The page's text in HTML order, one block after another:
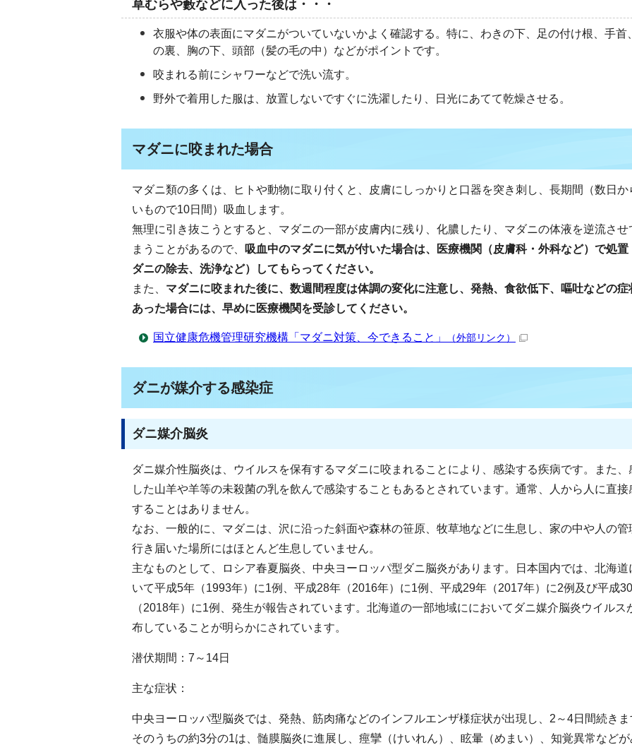
草むらや藪などに入った後は・・・
衣服や体の表面にマダニがついていないかよく確認する。特に、わきの下、足の付け根、手首
の裏、胸の下、頭部（髪の毛の中）などがポイントです。
咬まれる前にシャワーなどで洗い流す。
野外で着用した服は、放置しないですぐに洗濯したり、日光にあてて乾燥させる。
マダニに咬まれた場合
マダニ類の多くは、ヒトや動物に取り付くと、皮膚にしっかりと口器を突き刺し、長期間（数日か
いもので10日間）吸血します。
無理に引き抜こうとすると、マダニの一部が皮膚内に残り、化膿したり、マダニの体液を逆流させ
まうことがあるので、
吸血中のマダニに気が付いた場合は、医療機関（皮膚科・外科など）で処置
ダニの除去、洗浄など）してもらってください。
また、 マダニに咬まれた後に、数週間程度は体調の変化に注意し、発熱、食欲低下、嘔吐などの症
あった場合には、早めに医療機関を受診してください。
国立健康危機管理研究機構「マダニ対策、今できること」 （外部リンク）
ダニが媒介する感染症
ダニ媒介脳炎
ダニ媒介性脳炎は、ウイルスを保有するマダニに咬まれることにより、感染する疾病です。また、
した山羊や羊等の未殺菌の乳を飲んで感染することもあるとされています。通常、人から人に直接
することはありません。
なお、一般的に、マダニは、沢に沿った斜面や森林の笹原、牧草地などに生息し、家の中や人の管
行き届いた場所にはほとんど生息していません。
主なものとして、ロシア春夏脳炎、中央ヨーロッパ型ダニ脳炎があります。日本国内では、北海道
いて平成5年（1993年）に1例、平成28年（2016年）に1例、平成29年（2017年）に2例及び平成
（2018年）に1例、発生が報告されています。北海道の一部地域ににおいてダニ媒介脳炎ウイルス
布していることが明らかにされています。
潜伏期間：7～14日
主な症状：
中央ヨーロッパ型脳炎では、発熱、筋肉痛などのインフルエンザ様症状が出現し、2～4日間続きま
そのうちの約3分の1は、髄膜脳炎に進展し、痙攣（けいれん）、眩暈（めまい）、知覚異常などが